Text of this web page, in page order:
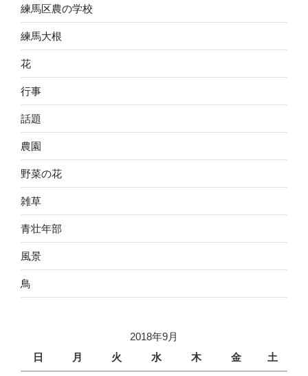
練馬区農の学校
練馬大根
花
行事
話題
農園
野菜の花
雑草
青壮年部
風景
鳥
2018年9月
日
月 火 水 木 金 土